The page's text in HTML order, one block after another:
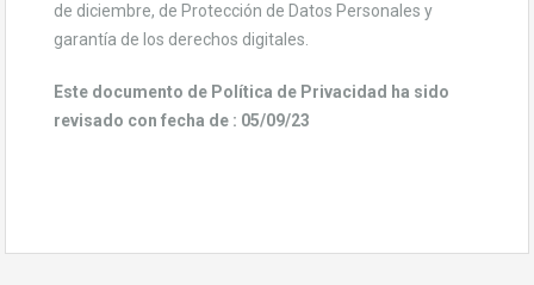
de diciembre, de Protección de Datos Personales y
garantía de los derechos digitales.
Este documento de Política de Privacidad ha sido
revisado con fecha de : 05/09/23